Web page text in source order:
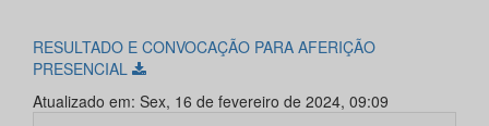
RESULTADO E CONVOCAÇÃO PARA AFERIÇÃO
PRESENCIAL
Atualizado em: Sex, 16 de fevereiro de 2024, 09:09